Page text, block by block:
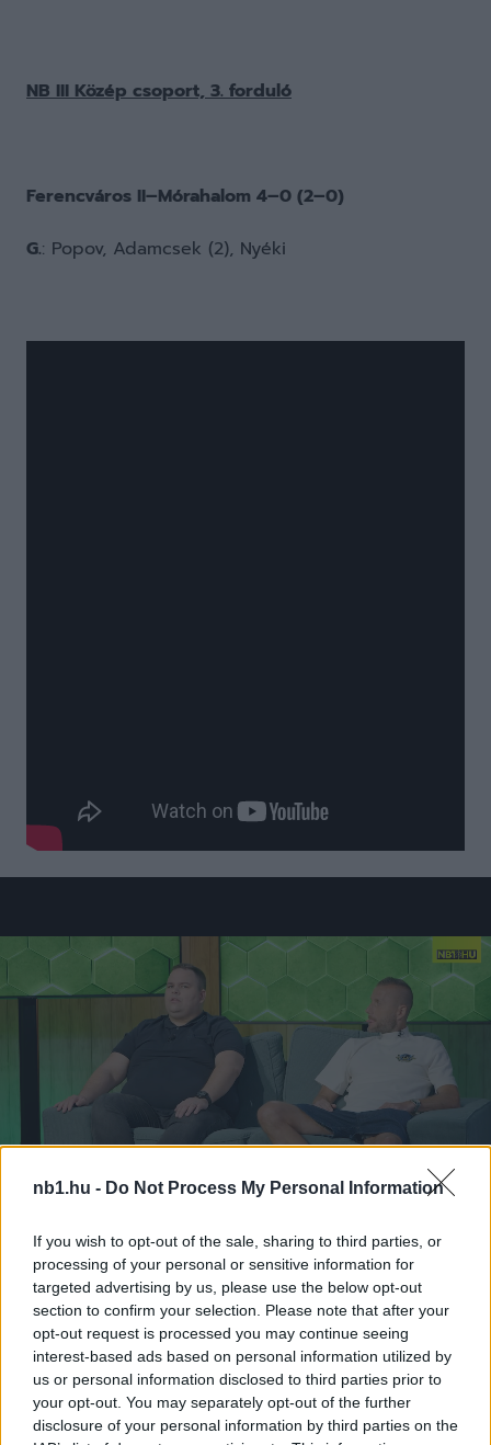
nb1.hu - Do Not Process My Personal Information
If you wish to opt-out of the sale, sharing to third parties, or
processing of your personal or sensitive information for
targeted advertising by us, please use the below opt-out
section to confirm your selection. Please note that after your
opt-out request is processed you may continue seeing
interest-based ads based on personal information utilized by
us or personal information disclosed to third parties prior to
your opt-out. You may separately opt-out of the further
disclosure of your personal information by third parties on the
NB III Közép csoport, 3. forduló
Ferencváros II–Mórahalom 4–0 (2–0)
G.: Popov, Adamcsek (2), Nyéki
Pause UnmuteLoaded
0%
Time
Szöveg forrása: youtube
Megosztás: